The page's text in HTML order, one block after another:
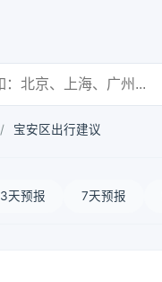
/ 宝安区出行建议
3天预报 7天预报